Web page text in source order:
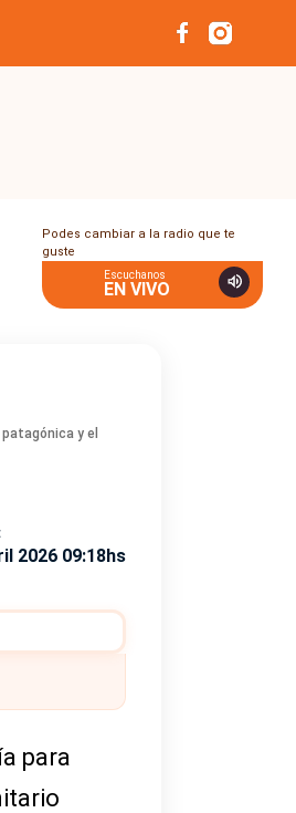
Podes cambiar a la radio que te
guste
Escuchanos
EN VIVO
y el
2026 09:18hs
para